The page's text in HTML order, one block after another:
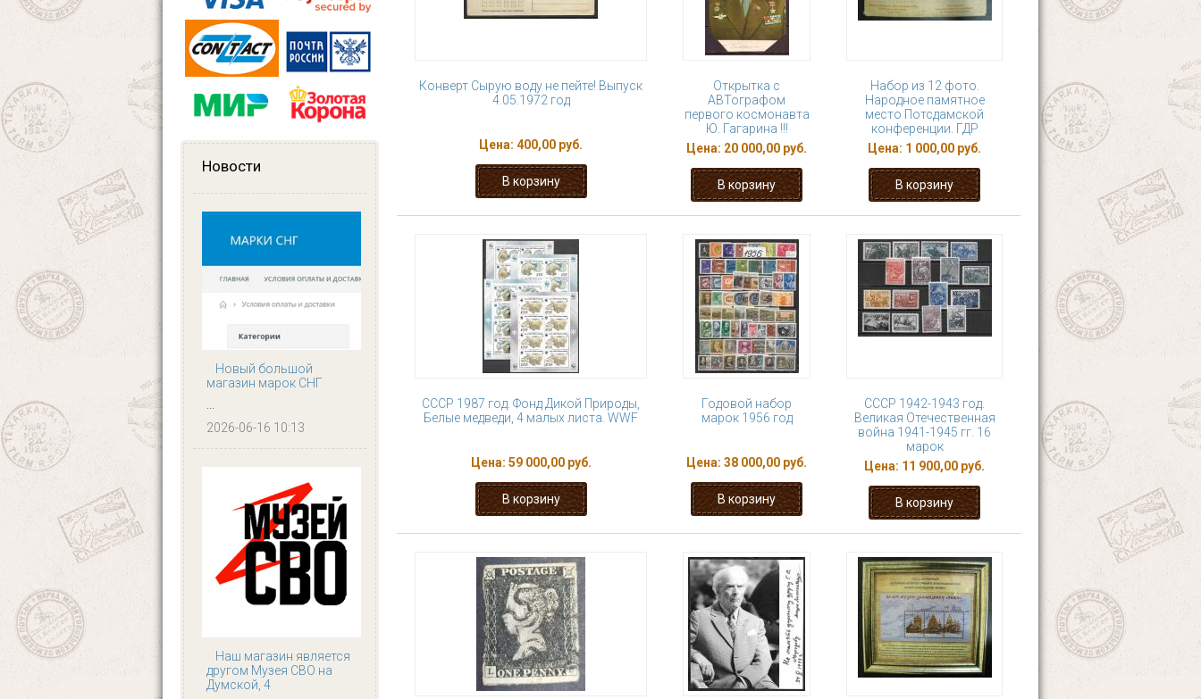
Новости
Новый большой
магазин марок СНГ
...
2026-06-16 10:13
Наш магазин является
другом Музея СВО на
Думской, 4
Конверт Сырую воду не пейте! Выпуск
4.05.1972 год
Цена: 400,00 руб.
Открытка с
АВТографом
первого космонавта
Ю. Гагарина !!!
Цена: 20 000,00 руб.
Набор из 12 фото.
Народное памятное
место Потсдамской
конференции. ГДР
Цена: 1 000,00 руб.
СССР 1987 год. Фонд Дикой Природы,
Белые медведи, 4 малых листа. WWF
Цена: 59 000,00 руб.
Годовой набор
марок 1956 год
Цена: 38 000,00 руб.
СССР 1942-1943 год.
Великая Отечественная
война 1941-1945 гг. 16
марок
Цена: 11 900,00 руб.